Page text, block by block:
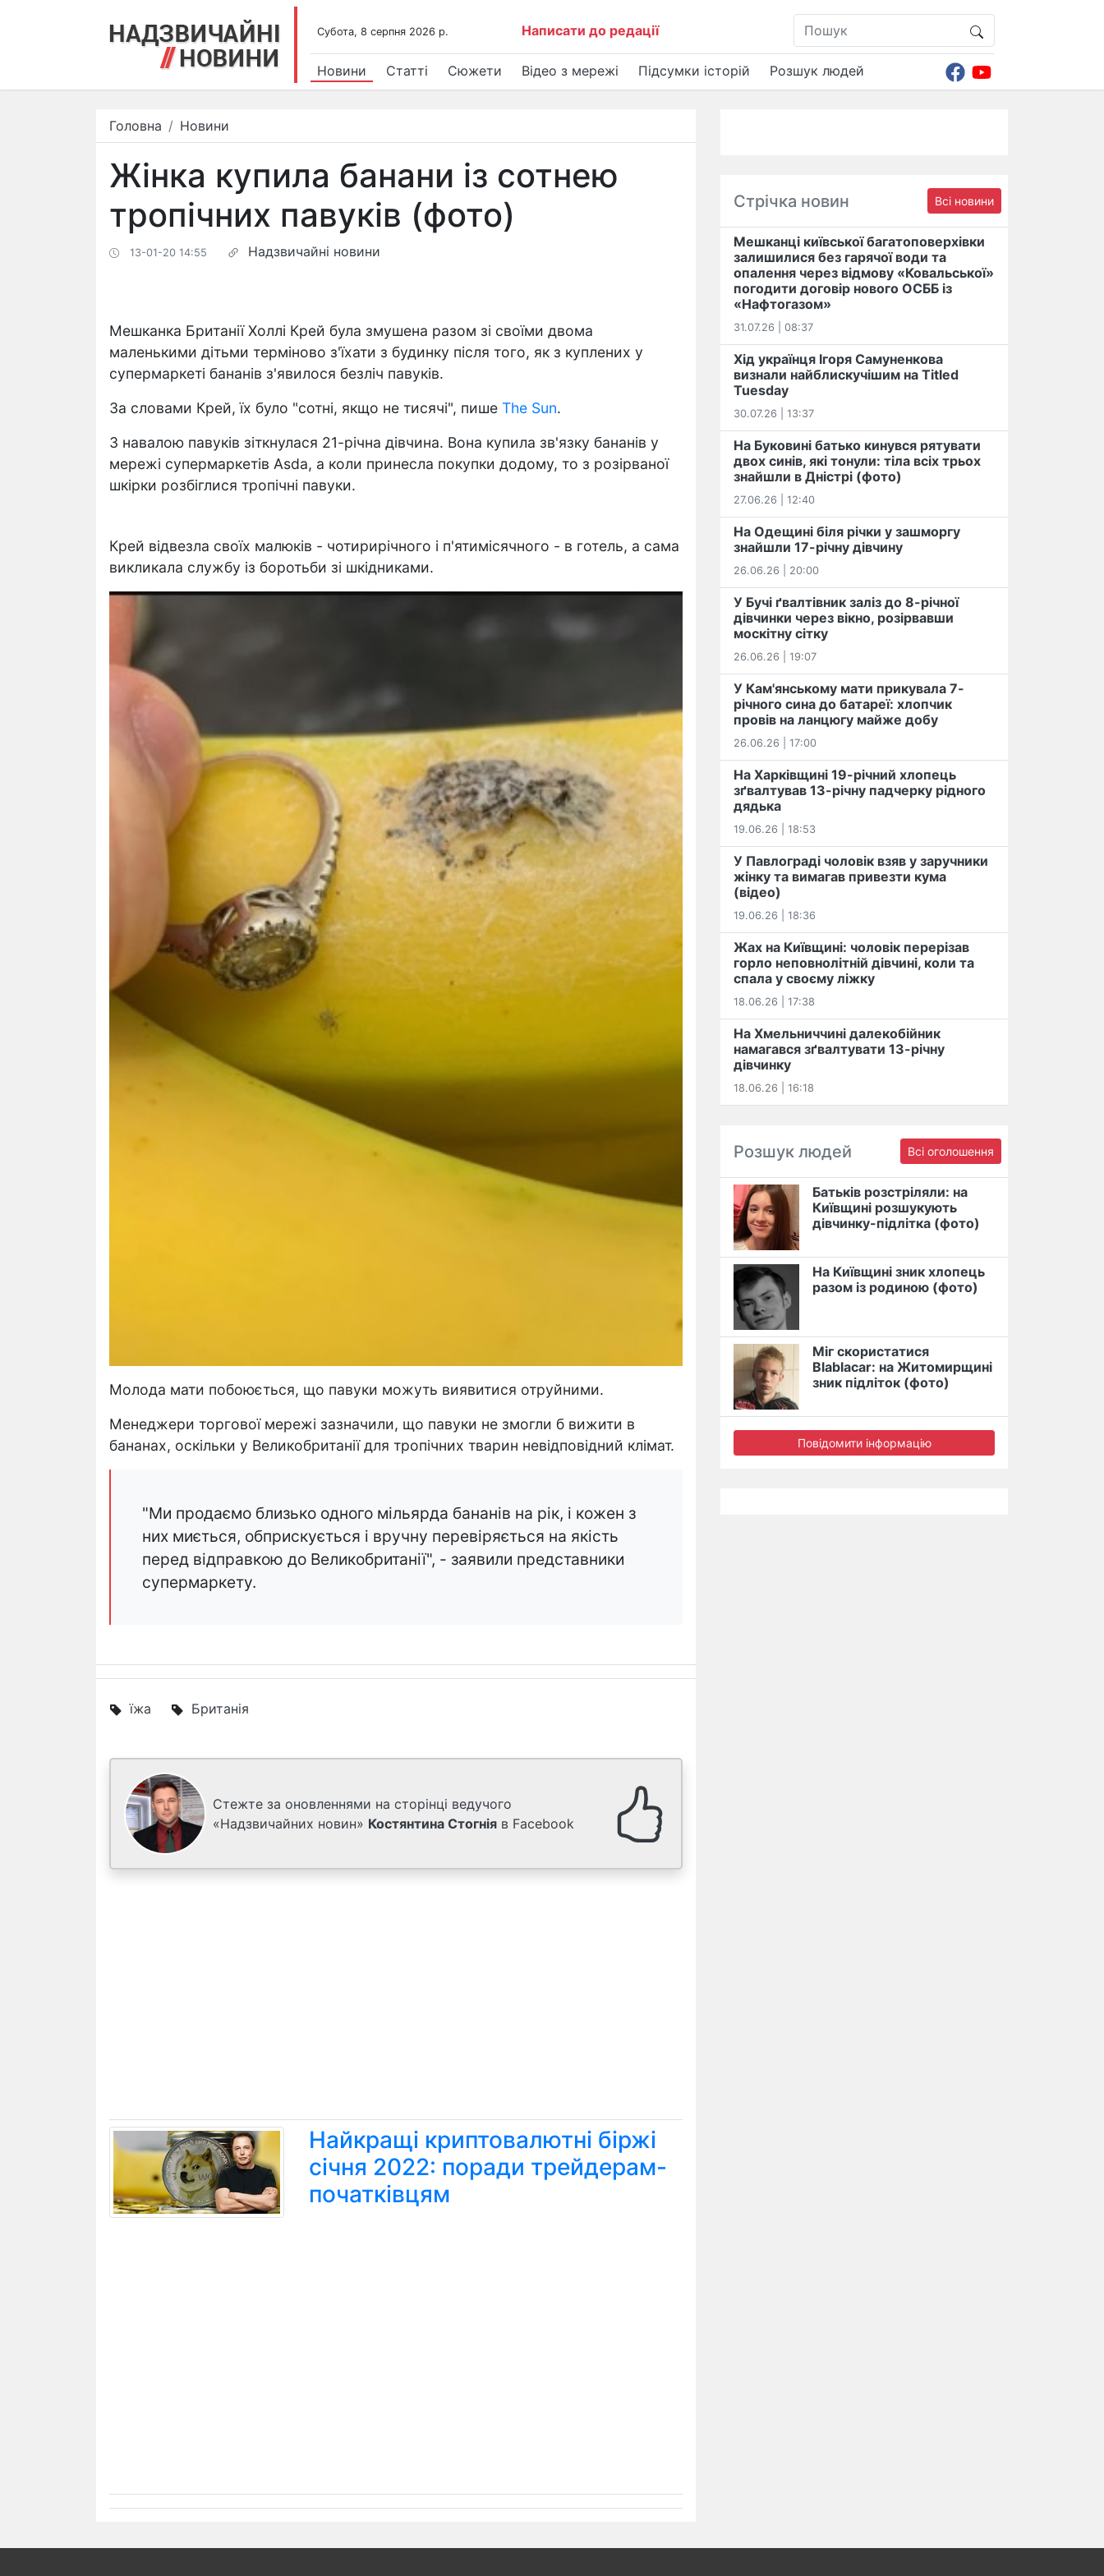
Субота, 8 серпня 2026 р. Написати до редації
Новини Статті Сюжети Відео з мережі Підсумки історій Розшук людей
Головна Новини
Жінка купила банани із сотнею
тропічних павуків (фото)
13-01-20 14:55 Надзвичайні новини
Мешканка Британії Холлі Крей була змушена разом зі своїми двома
маленькими дітьми терміново з'їхати з будинку після того, як з куплених у
супермаркеті бананів з'явилося безліч павуків.
За словами Крей, їх було "сотні, якщо не тисячі", пише The Sun.
З навалою павуків зіткнулася 21-річна дівчина. Вона купила зв'язку бананів у
мережі супермаркетів Asda, а коли принесла покупки додому, то з розірваної
шкірки розбіглися тропічні павуки.
Крей відвезла своїх малюків - чотирирічного і п'ятимісячного - в готель, а сама
викликала службу із боротьби зі шкідниками.
Молода мати побоюється, що павуки можуть виявитися отруйними.
Менеджери торгової мережі зазначили, що павуки не змогли б вижити в
бананах, оскільки у Великобританії для тропічних тварин невідповідний клімат.
"Ми продаємо близько одного мільярда бананів на рік, і кожен з
них миється, обприскується і вручну перевіряється на якість
перед відправкою до Великобританії", - заявили представники
супермаркету.
їжа Британія
Стежте за оновленнями на сторінці ведучого
«Надзвичайних новин» Костянтина Стогнія в Facebook
Найкращі криптовалютні біржі
січня 2022: поради трейдерам-
початківцям
Стрічка новин Всі новини
Мешканці київської багатоповерхівки
залишилися без гарячої води та
опалення через відмову «Ковальської»
погодити договір нового ОСББ із
«Нафтогазом»
31.07.26 | 08:37
Хід українця Ігоря Самуненкова
визнали найблискучішим на Titled
Tuesday
30.07.26 | 13:37
На Буковині батько кинувся рятувати
двох синів, які тонули: тіла всіх трьох
знайшли в Дністрі (фото)
27.06.26 | 12:40
На Одещині біля річки у зашморгу
знайшли 17-річну дівчину
26.06.26 | 20:00
У Бучі ґвалтівник заліз до 8-річної
дівчинки через вікно, розірвавши
москітну сітку
26.06.26 | 19:07
У Кам'янському мати прикувала 7-
річного сина до батареї: хлопчик
провів на ланцюгу майже добу
26.06.26 | 17:00
На Харківщині 19-річний хлопець​
️зґвалтував 13-річну падчерку рідного
дядька
19.06.26 | 18:53
У Павлограді чоловік взяв у заручники
жінку та вимагав привезти кума
(відео)
19.06.26 | 18:36
Жах на Київщині: чоловік перерізав
горло неповнолітній дівчині, коли та
спала у своєму ліжку
18.06.26 | 17:38
На Хмельниччині далекобійник
намагався зґвалтувати 13-річну
дівчинку
18.06.26 | 16:18
Розшук людей Всі оголошення
Батьків розстріляли: на
Київщині розшукують
дівчинку-підлітка (фото)
На Київщині зник хлопець
разом із родиною (фото)
Міг скористатися
Blablacar: на Житомирщині
зник підліток (фото)
Повідомити інформацію